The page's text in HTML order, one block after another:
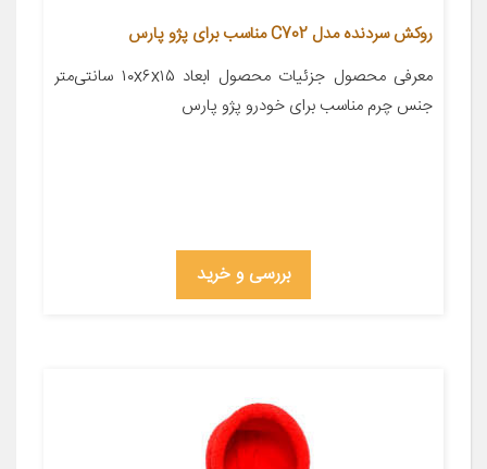
روکش سردنده مدل C702 مناسب برای پژو پارس
معرفی محصول جزئیات محصول ابعاد ۱۰x۶x۱۵ سانتی‌متر
جنس چرم مناسب برای خودرو پژو پارس
بررسی و خرید